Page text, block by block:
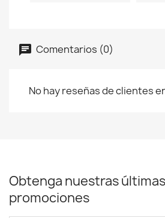
Comentarios (0)
No hay reseñas de clientes
Obtenga nuestras
promociones